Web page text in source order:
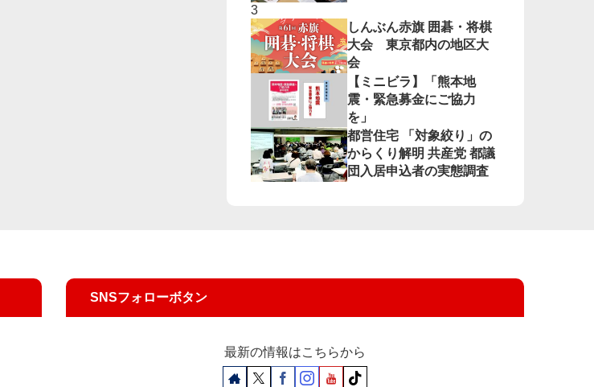
しんぶん赤旗 囲碁・将棋
大会 東京都内の地区大
会
【ミニビラ】「熊本地
震・緊急募金にご協力
を」
都営住宅 「対象絞り」の
からくり解明 共産党 都議
団入居申込者の実態調査
SNSフォローボタン
最新の情報はこちらから